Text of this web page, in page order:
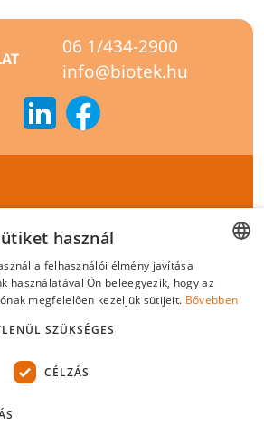
06 1/434-2900
info@biotek.hu
feltételek
tájékoztató
nyilatkozat
ENGLISH
használ
a felhasználói élmény javítása
használatával Ön beleegyezik, hogy az
megfelelően kezeljük sütijeit. Bővebben
SZÜKSÉGES
CÉLZÁS